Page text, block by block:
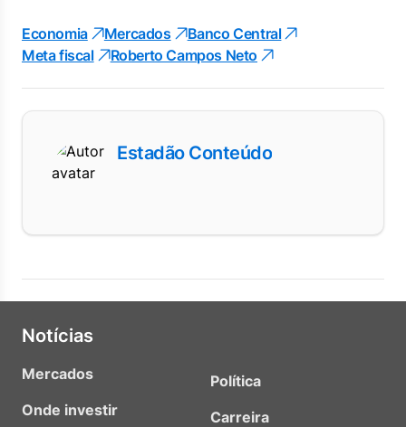
Economia Mercados
Banco Central
Meta fiscal
Roberto Campos Neto
Estadão Conteúdo
Notícias
Mercados
Onde investir
Política
Carreira